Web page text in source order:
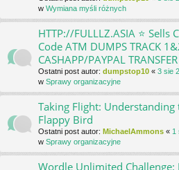
w Wymiana myśli różnych
HTTP://FULLLZ.ASIA ⭐️ Sells
Code ATM DUMPS TRACK
CASHAPP/PAYPAL
Ostatni post autor: dumpstop10 « 3 sie
w Sprawy organizacyjne
Taking Flight:
Flappy Bird
Ostatni post autor: MichaelAmmons « 1
w Sprawy organizacyjne
Wordle Unlimited Challenge: